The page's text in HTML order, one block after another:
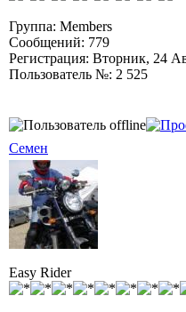
Группа: Members
Сообщений: 779
Регистрация: Вторник, 24
Пользователь №: 2 525
Семен
Easy Rider